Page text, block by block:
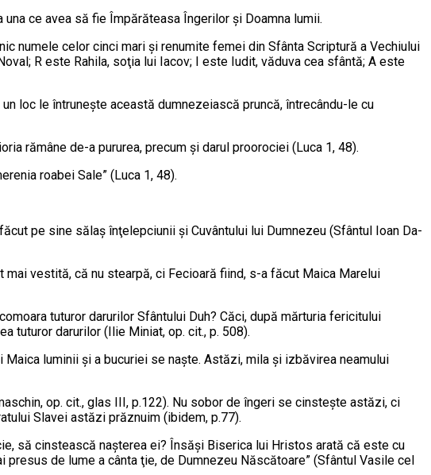
ce avea să fie Împărăteasa Îngerilor şi Doamna lumii.
numele celor cinci mari şi renumite femei din Sfân­ta Scriptură a Vechiului
R este Rahila, so­ţia lui Iacov; I este Iudit, văduva cea sfântă; A este
loc le întruneşte această dum­­nezeiască pruncă, întrecându-le cu
ră­mâne de-a pururea, precum şi darul proorociei (Luca 1, 48).
roabei Sale” (Luca 1, 48).
pe si­ne sălaş în­ţe­lepciunii şi Cuvântului lui Dumnezeu (Sfân­tul Ioan Da­
vestită, că nu stear­pă, ci Fecioară fiind, s-a făcut Maica Marelui
tuturor darurilor Sfântului Duh? Căci, după mărturia fericitului
tuturor darurilor (Ilie Mi­niat, op. cit., p. 508).
luminii şi a bucuriei se naşte. Astăzi, mi­la şi izbăvirea neamului
op. cit., glas III, p.122). Nu sobor de îngeri se cinsteşte astăzi, ci
Slavei astăzi prăznuim (ibidem, p.77).
să cinstească naşterea ei? Însăşi Biserica lui Hristos arată că este cu
de lume a cânta ţie, de Dumnezeu Născătoare” (Sfântul Vasile cel